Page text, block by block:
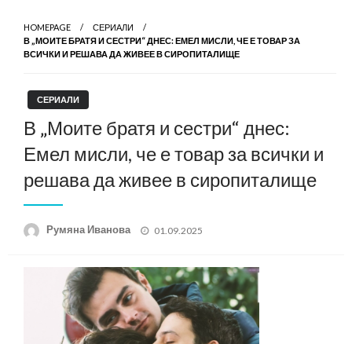
HOMEPAGE
СЕРИАЛИ
В „МОИТЕ БРАТЯ И СЕСТРИ“ ДНЕС: ЕМЕЛ МИСЛИ, ЧЕ Е ТОВАР ЗА
ВСИЧКИ И РЕШАВА ДА ЖИВЕЕ В СИРОПИТАЛИЩЕ
СЕРИАЛИ
В „Моите братя и сестри“ днес:
Емел мисли, че е товар за всички и
решава да живее в сиропиталище
Румяна Иванова
Posted
01.09.2025